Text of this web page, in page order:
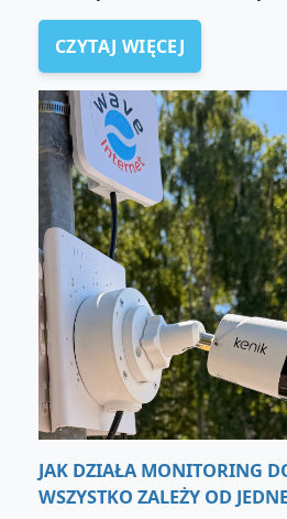
CZYTAJ WIĘCEJ
JAK DZIAŁA MONITORING
WSZYSTKO ZALEŻY OD